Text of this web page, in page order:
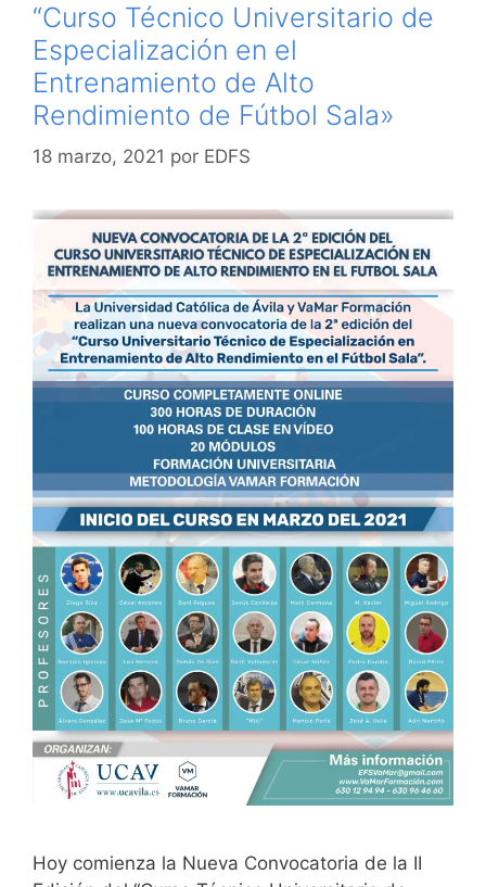
“Curso Técnico Universitario de
Especialización en el
Entrenamiento de Alto
Rendimiento de Fútbol Sala»
18 marzo, 2021 por EDFS
Hoy comienza la Nueva Convocatoria de la II